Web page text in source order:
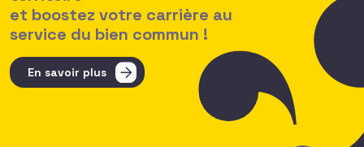
et boostez votre carrière au
service du bien commun !
En savoir plus